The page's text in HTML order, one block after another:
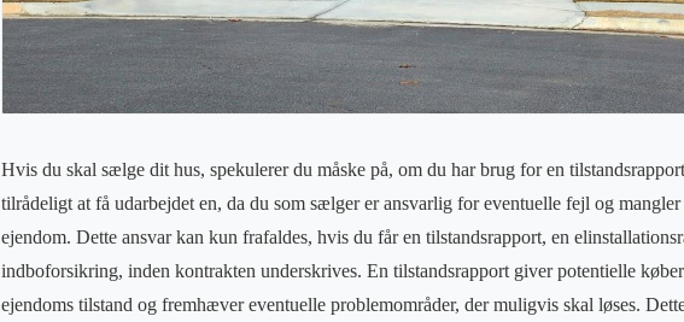
Hvis du skal sælge dit hus, spekulerer du måske på, om du har brug for en
tilrådeligt at få udarbejdet en, da du som sælger er ansvarlig for eventuelle fejl og
ejendom. Dette ansvar kan kun frafaldes, hvis du får en tilstandsrapport, en
indboforsikring, inden kontrakten underskrives. En tilstandsrapport giver potentielle
ejendoms tilstand og fremhæver eventuelle problemområder, der muligvis skal løses.